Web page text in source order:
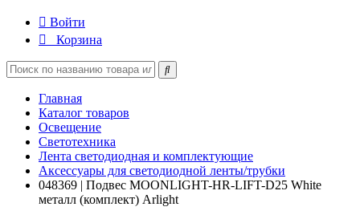
Войти
Корзина
Главная
Каталог товаров
Освещение
Светотехника
Лента светодиодная и комплектующие
Аксессуары для светодиодной ленты/трубки
048369 | Подвес MOONLIGHT-HR-LIFT-D25 White
металл (комплект) Arlight